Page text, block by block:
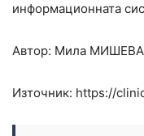
информационната
Автор: Мила МИШЕВА
Източник: https://